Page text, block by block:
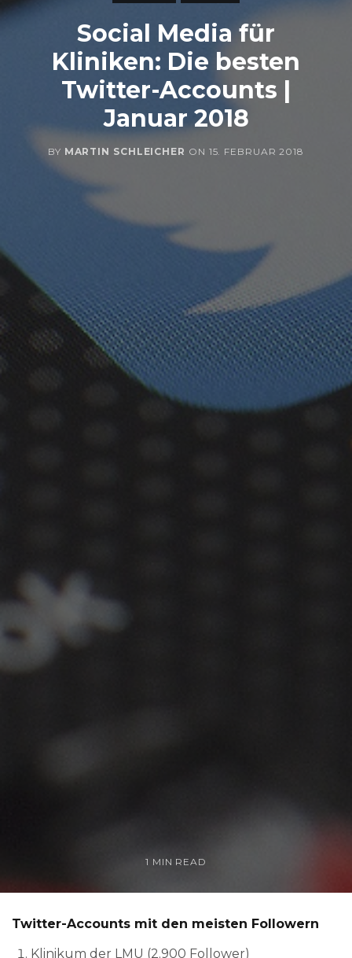
Social Media für
Kliniken: Die besten
Twitter-Accounts |
Januar 2018
BY MARTIN SCHLEICHER ON 15. FEBRUAR 2018
1 MIN READ
Twitter-Accounts mit den meisten Followern
Klinikum der LMU (2.900 Follower)